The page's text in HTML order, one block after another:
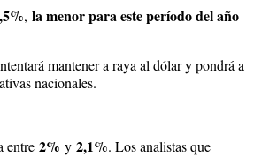
, la menor para este período del año
mantener a raya al dólar y pondrá a
nacionales.
entre 2% y 2,1%. Los analistas que